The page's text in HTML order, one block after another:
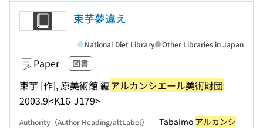
束芋夢違え
Paper 図書
束芋 [作], 原美術館 編アルカンシエール美術財団
2003.9<K16-J179>
National Diet Library Other Libraries in Japan
Authority（Author Heading/altLabel） Tabaimo アルカンシ